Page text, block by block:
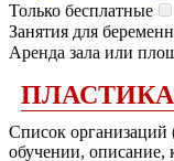
Только бесплатные
Занятия для
Аренда зала или
Список организаций
обучении, описание,